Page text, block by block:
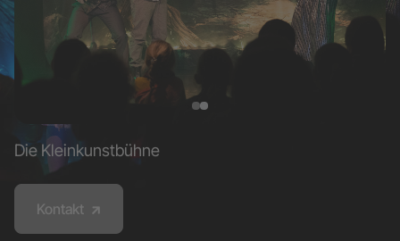
Die Kleinkunstbühne
Kontakt